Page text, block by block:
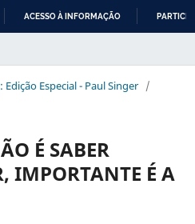
CONTEÚDO
ACESSO À INFORMAÇÃO
Edição Especial - Paul Singer /
É SABER
IMPORTANTE É A